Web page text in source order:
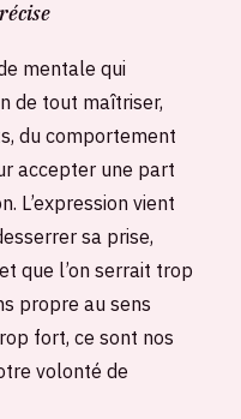
mentale qui
de tout maîtriser,
du comportement
accepter une part
L’expression vient
sa prise,
que l’on serrait trop
propre au sens
fort, ce sont nos
volonté de